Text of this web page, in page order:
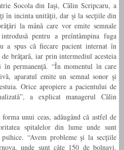
Socola din Iaşi, Călin Scripcaru, a
în incinta unităţii, dar şi la secţiile din
la mână care vor emite semnale
pentru a preîntâmpina fuga
a spus că fiecare pacient internat în
brăţară, iar prin intermediul acesteia
permanenţă. “În momentul în care
aparatul emite un semnal sonor şi
Orice apropiere a pacientului de
a explicat managerul Călin
unui ceas, adăugând că astfel de
spitalelor din lume unde sunt
“Avem probleme şi la secţiile
unde sunt câte 150 de bolnavi.